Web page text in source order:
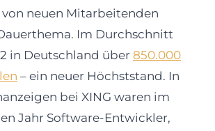
neuen Mitarbeitenden
Im Durchschnitt
in Deutschland über 850.000
– ein neuer Höchststand. In
bei XING waren im
Jahr Software-Entwickler,